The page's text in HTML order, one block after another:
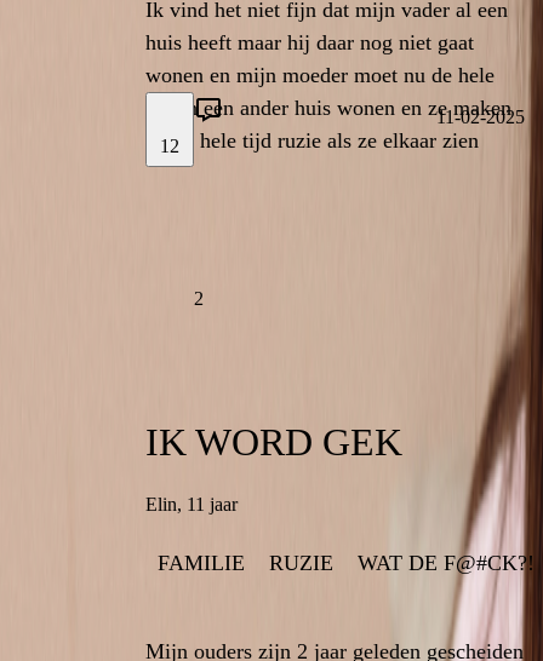
Ik vind het niet fijn dat mijn vader al een
huis heeft maar hij daar nog niet gaat
wonen en mijn moeder moet nu de hele
tijd in een ander huis wonen en ze maken
nu de hele tijd ruzie als ze elkaar zien
12
2
11-02-2025
Ik vind het niet fijn dat mijn vader al een
huis heeft maar hij daar nog niet gaat
wonen en mijn moeder moet nu de hele
tijd in een ander huis wonen en ze maken
nu de hele tijd ruzie als ze elkaar zien
12
IK WORD GEK
Elin, 11 jaar
FAMILIE RUZIE WAT DE F@#CK?!
Mijn ouders zijn 2 jaar geleden gescheiden
IK WORD GEK
,
11 jaar
FAMILIE
RUZIE
WAT DE F@#CK?!
Mijn ouders zijn 2 jaar geleden gescheiden